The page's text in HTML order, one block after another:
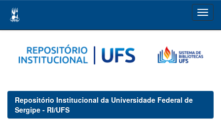
navigation
Repositório Institucional da Universidade Federal de
Sergipe - RI/UFS